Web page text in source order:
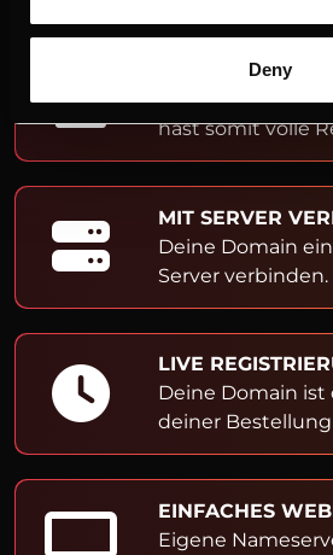
Deny
ADMIN- &
Du bist Inhaber
hast somit volle
MIT SERVER
Deine Domain
Server verbinden.
LIVE
Deine Domain ist
deiner
EINFACHES
Eigene